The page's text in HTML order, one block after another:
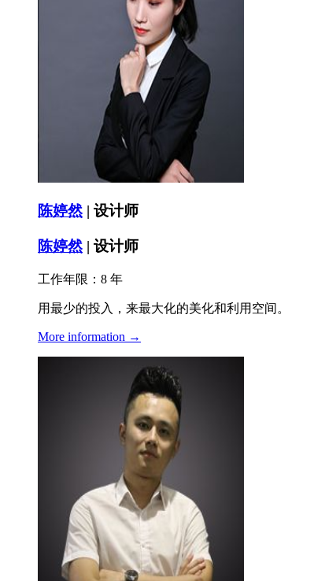
陈婷然 | 设计师
陈婷然 | 设计师
工作年限：8 年
用最少的投入，来最大化的美化和利用空间。
More information →